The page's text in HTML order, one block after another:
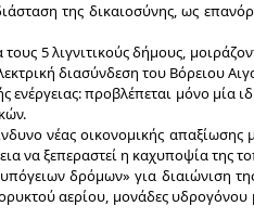
της δικαιοσύνης, ως
5 λιγνιτικούς δήμους,
διασύνδεση του Βόρειου
προβλέπεται μόνο μία
νέας οικονομικής
να ξεπεραστεί η καχυποψία της
δρόμων» για διαιώνιση
αερίου, μονάδες